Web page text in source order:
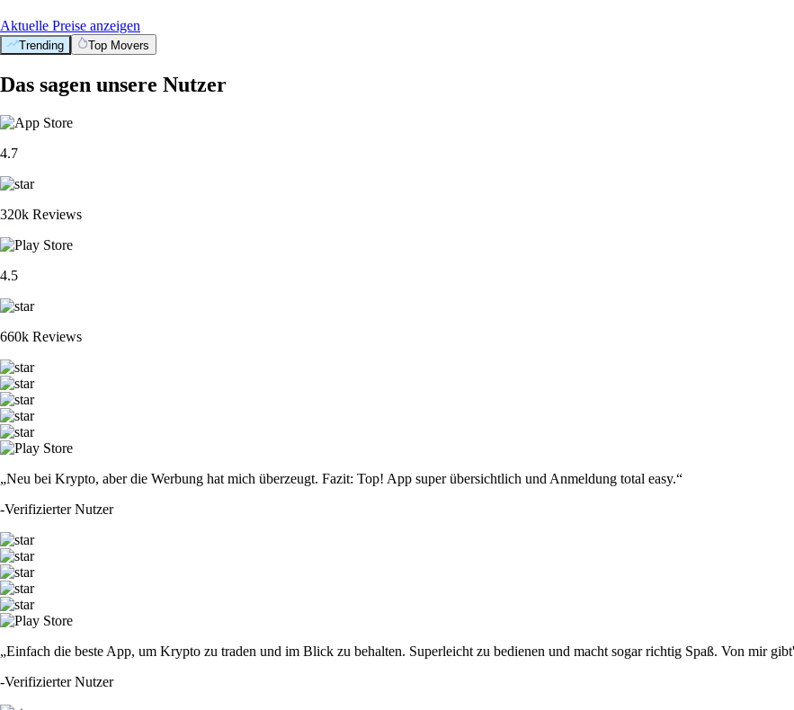
Aktuelle Preise anzeigen
Trending Top Movers
Das sagen unsere Nutzer
4.7
320k Reviews
4.5
660k Reviews
„Neu bei Krypto, aber die Werbung hat mich überzeugt. Fazit: Top! App super übersichtlich und Anmeldung total easy.“
-Verifizierter Nutzer
„Einfach die beste App, um Krypto zu traden und im Blick zu behalten. Superleicht zu bedienen und macht sogar richtig Spaß. Von mir
-Verifizierter Nutzer